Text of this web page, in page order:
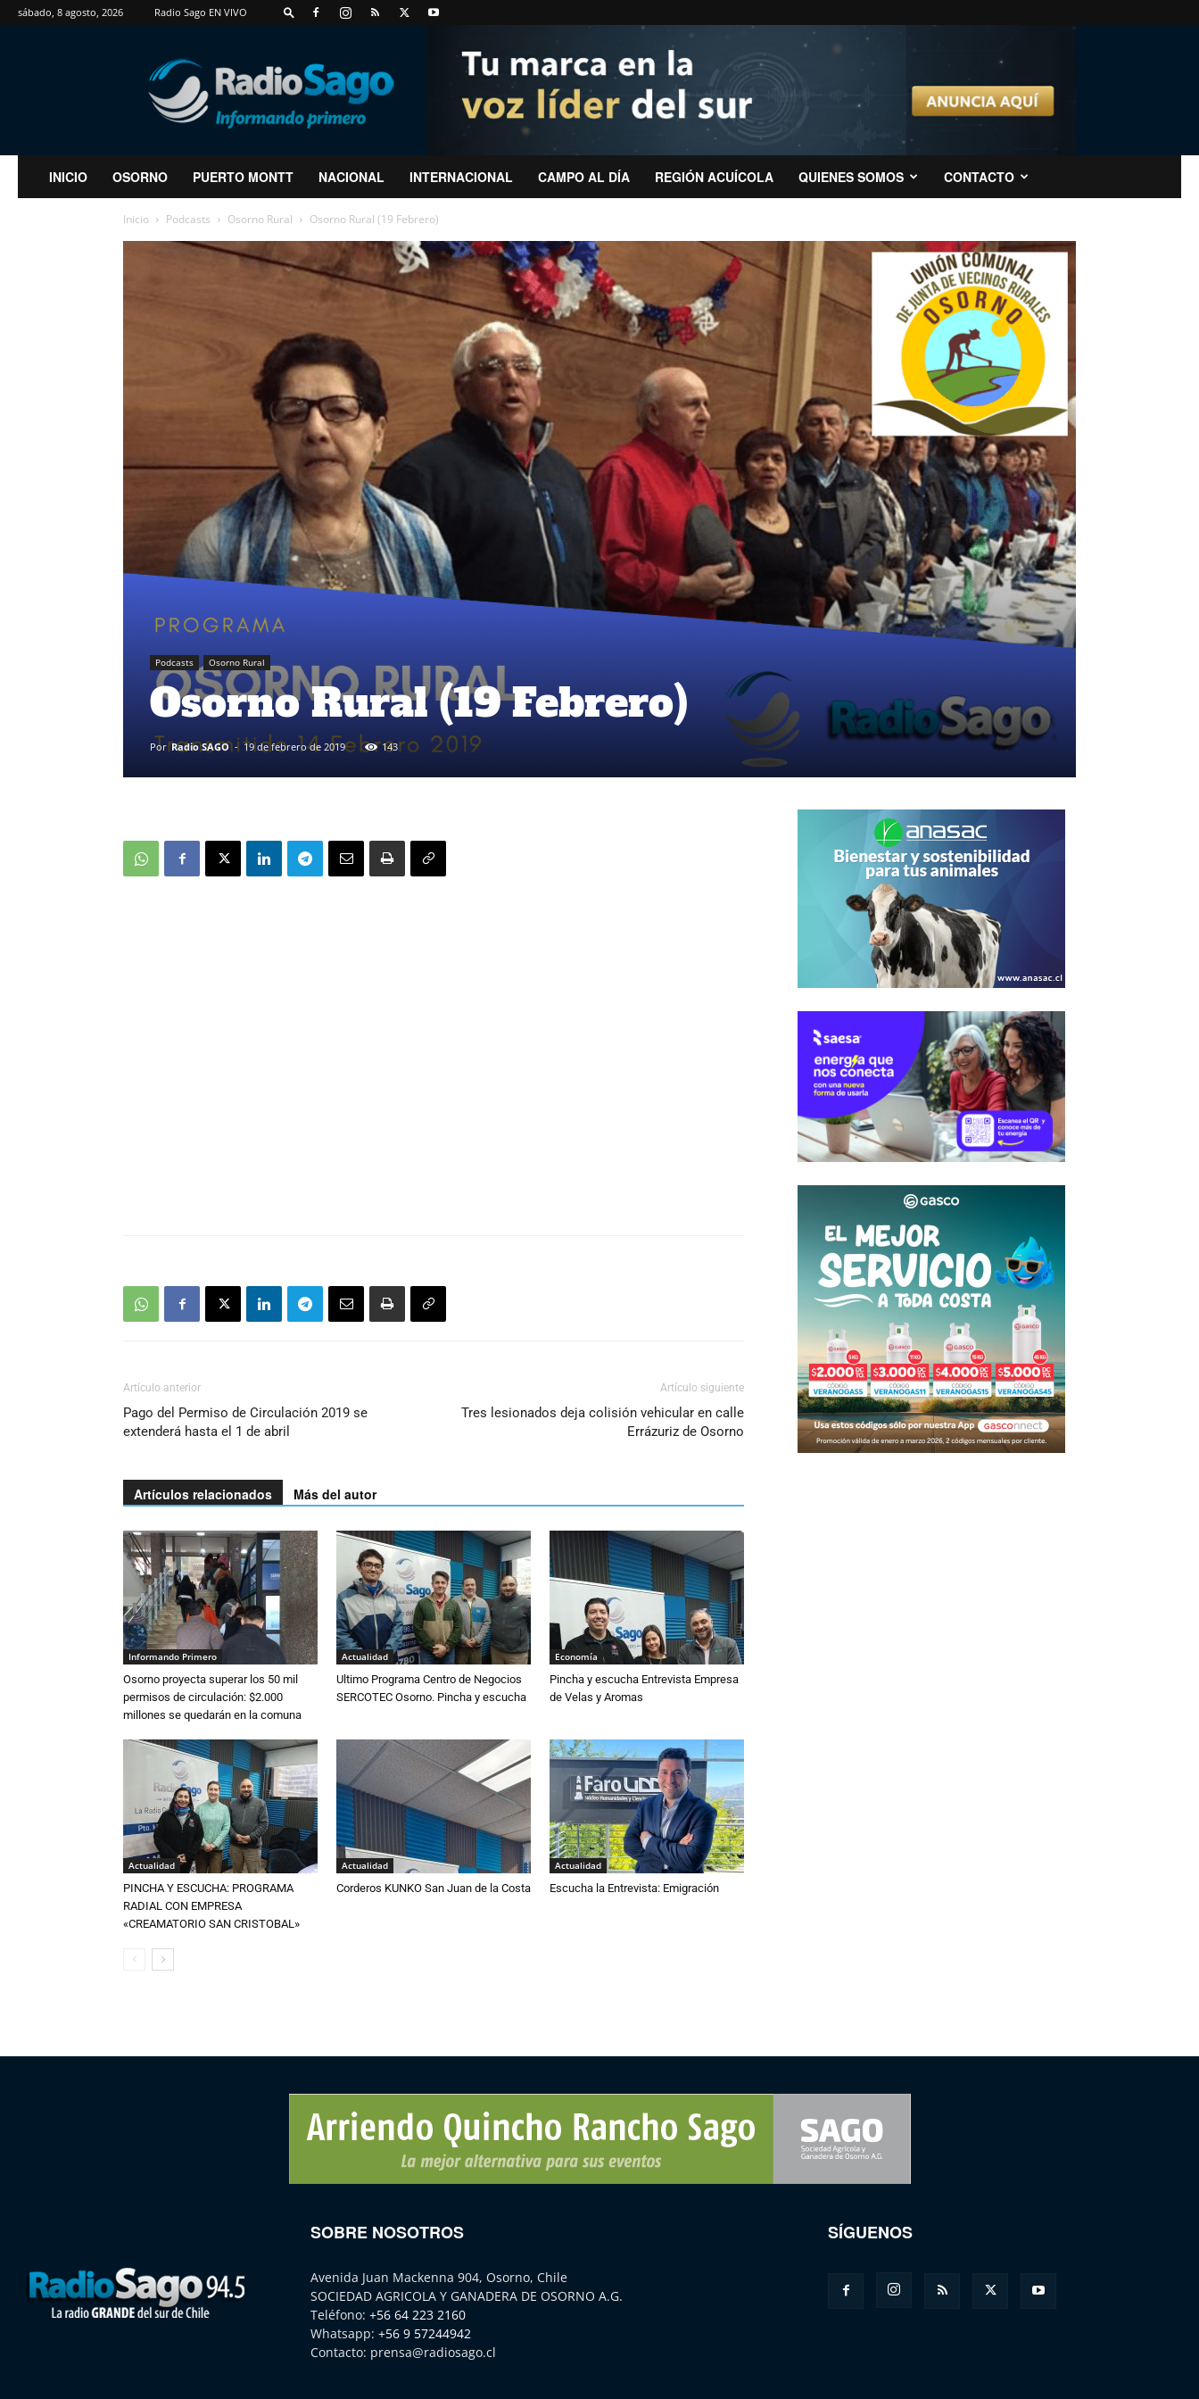
sábado, 8 agosto, 2026 Radio Sago EN VIVO
RadioSago
INICIO OSORNO PUERTO MONTT NACIONAL INTERNACIONAL CAMPO AL DÍA REGIÓN ACUÍCOLA QUIENES SOMOS CONTACTO
Inicio Podcasts Osorno Rural Osorno Rural (19 Febrero)
Podcasts Osorno Rural
Osorno Rural (19 Febrero)
Por Radio SAGO - 19 de febrero de 2019 143
Artículo anterior
Pago del Permiso de Circulación 2019 se
extenderá hasta el 1 de abril
Artículo siguiente
Tres lesionados deja colisión vehicular en calle
Errázuriz de Osorno
Artículos relacionados Más del autor
Informando Primero
Osorno proyecta superar los 50 mil
permisos de circulación: $2.000
millones se quedarán en la comuna
Actualidad
Ultimo Programa Centro de Negocios
SERCOTEC Osorno. Pincha y escucha
Economía
Pincha y escucha Entrevista Empresa
de Velas y Aromas
Actualidad
PINCHA Y ESCUCHA: PROGRAMA
RADIAL CON EMPRESA
«CREAMATORIO SAN CRISTOBAL»
Actualidad
Corderos KUNKO San Juan de la Costa
Actualidad
Escucha la Entrevista: Emigración
SOBRE NOSOTROS
Avenida Juan Mackenna 904, Osorno, Chile
SOCIEDAD AGRICOLA Y GANADERA DE OSORNO A.G.
Teléfono: +56 64 223 2160
Whatsapp: +56 9 57244942
Contacto: prensa@radiosago.cl
SÍGUENOS